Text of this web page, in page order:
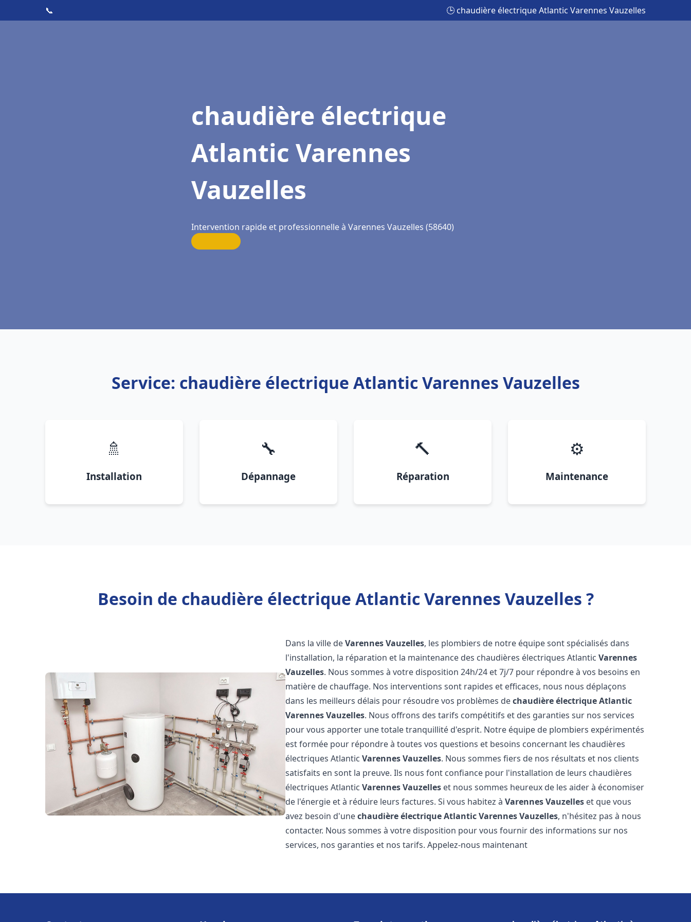
📞 🕒 chaudière électrique Atlantic Varennes Vauzelles
chaudière électrique
Atlantic Varennes
Vauzelles
Intervention rapide et professionnelle à Varennes Vauzelles (58640)
Service: chaudière électrique Atlantic Varennes Vauzelles
🚿
Installation
🔧
Dépannage
🔨
Réparation
⚙️
Maintenance
Besoin de chaudière électrique Atlantic Varennes Vauzelles ?
Dans la ville deVarennes Vauzelles, les plombiers de notre équipe sont spécialisés dans
l'installation, la réparation et la maintenance des chaudières électriques AtlanticVarennes
Vauzelles. Nous sommes à votre disposition 24h/24 et 7j/7 pour répondre à vos besoins en
matière de chauffage. Nos interventions sont rapides et efficaces, nous nous déplaçons
dans les meilleurs délais pour résoudre vos problèmes dechaudière électrique Atlantic
Varennes Vauzelles. Nous offrons des tarifs compétitifs et des garanties sur nos services
pour vous apporter une totale tranquillité d'esprit. Notre équipe de plombiers expérimentés
est formée pour répondre à toutes vos questions et besoins concernant les chaudières
électriques AtlanticVarennes Vauzelles. Nous sommes fiers de nos résultats et nos clients
satisfaits en sont la preuve. Ils nous font confiance pour l'installation de leurs chaudières
électriques AtlanticVarennes Vauzelles et nous sommes heureux de les aider à économiser
de l'énergie et à réduire leurs factures. Si vous habitez àVarennes Vauzelles et que vous
avez besoin d'unechaudière électrique AtlanticVarennes Vauzelles, n'hésitez pas à nous
contacter. Nous sommes à votre disposition pour vous fournir des informations sur nos
services, nos garanties et nos tarifs. Appelez-nous maintenant